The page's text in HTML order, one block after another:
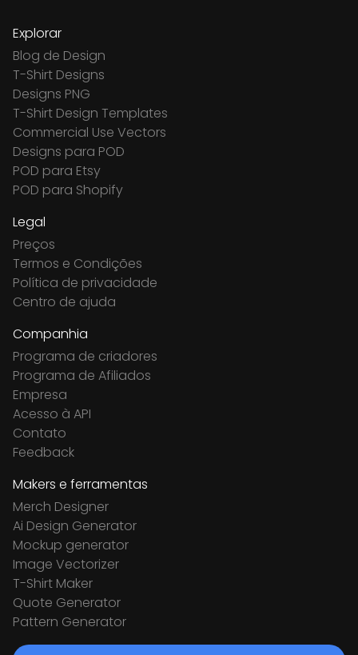
Explorar
Blog de Design
T-Shirt Designs
Designs PNG
T-Shirt Design Templates
Commercial Use Vectors
Designs para POD
POD para Etsy
POD para Shopify
Legal
Preços
Termos e Condições
Política de privacidade
Centro de ajuda
Companhia
Programa de criadores
Programa de Afiliados
Empresa
Acesso à API
Contato
Feedback
Makers e ferramentas
Merch Designer
Ai Design Generator
Mockup generator
Image Vectorizer
T-Shirt Maker
Quote Generator
Pattern Generator